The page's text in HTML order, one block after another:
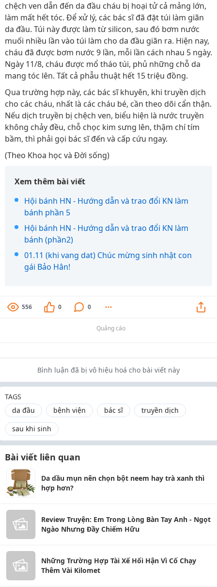
chệch ven dẫn đến da đầu cháu bị hoại tử cả mảng lớn,
làm mất hết tóc. Để xử lý, các bác sĩ đã đặt túi làm giãn
da đầu. Túi này được làm từ silicon, sau đó bơm nước
muối nhiều lần vào túi làm cho da đầu giãn ra. Hiện nay,
cháu đã được bơm nước 9 lần, mỗi lần cách nhau 5 ngày.
Ngày 11/8, cháu được mổ tháo túi, phủ những chỗ da
mang tóc lên. Tất cả phẫu thuật hết 15 triệu đồng.
Qua trường hợp này, các bác sĩ khuyên, khi truyền dịch
cho các cháu, nhất là các cháu bé, cần theo dõi cẩn thận.
Nếu dịch truyền bị chệch ven, biểu hiện là nước truyền
không chảy đều, chỗ chọc kim sưng lên, thậm chí tím
bầm, thì phải gọi bác sĩ đến và cấp cứu ngay.
(Theo Khoa học và Đời sống)
Xem thêm bài viết
Hội bánh HN - Hướng dẫn và trao đổi KN làm
bánh phần 5
Hội bánh HN - Hướng dẫn và trao đổi KN làm
bánh (phần2)
01.11 (khi vang dat) Chúc mừng sinh nhật con
gái Bảo Hân!
556 0 0
Quảng cáo
Bình luận đã bị vô hiệu hoá cho bài viết này
TAGS
da đầu
bệnh viện bác sĩ
truyền dịch
sau khi sinh
Bài viết liên quan
Da dầu mụn nên chọn bột neem hay trà xanh thì
hợp hơn?
Review Truyện: Em Trong Lòng Bàn Tay Anh - Ngọt
Ngào Nhưng Đầy Chiếm Hữu
Những Trường Hợp Tài Xế Hối Hận Vì Cố Chạy
Thêm Vài Kilomet